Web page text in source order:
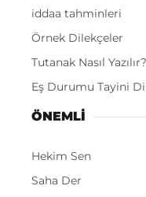
iddaa tahminleri
Örnek Dilekçeler
Tutanak Nasıl Yazılır?
Eş Durumu Tayini
ÖNEMLI
Hekim Sen
Saha Der